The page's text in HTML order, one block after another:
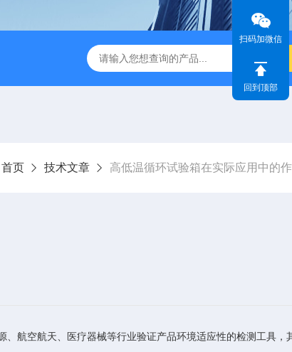
温老化房 立式恒温恒湿试验箱 订制高温老化试
首页 技术文章 高低温循环试验箱在实际应用中的
航空航天、医疗器械等行业验证产品环境适应性的检测工具，
扫码加微信
回到顶部